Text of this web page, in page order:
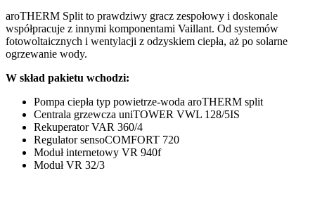
aroTHERM Split to prawdziwy gracz zespołowy i doskonale
współpracuje z innymi komponentami Vaillant. Od systemów
fotowoltaicznych i wentylacji z odzyskiem ciepła, aż po solarne
ogrzewanie wody.
W skład pakietu wchodzi:
Pompa ciepła typ powietrze-woda aroTHERM split
Centrala grzewcza uniTOWER VWL 128/5IS
Rekuperator VAR 360/4
Regulator sensoCOMFORT 720
Moduł internetowy VR 940f
Moduł VR 32/3